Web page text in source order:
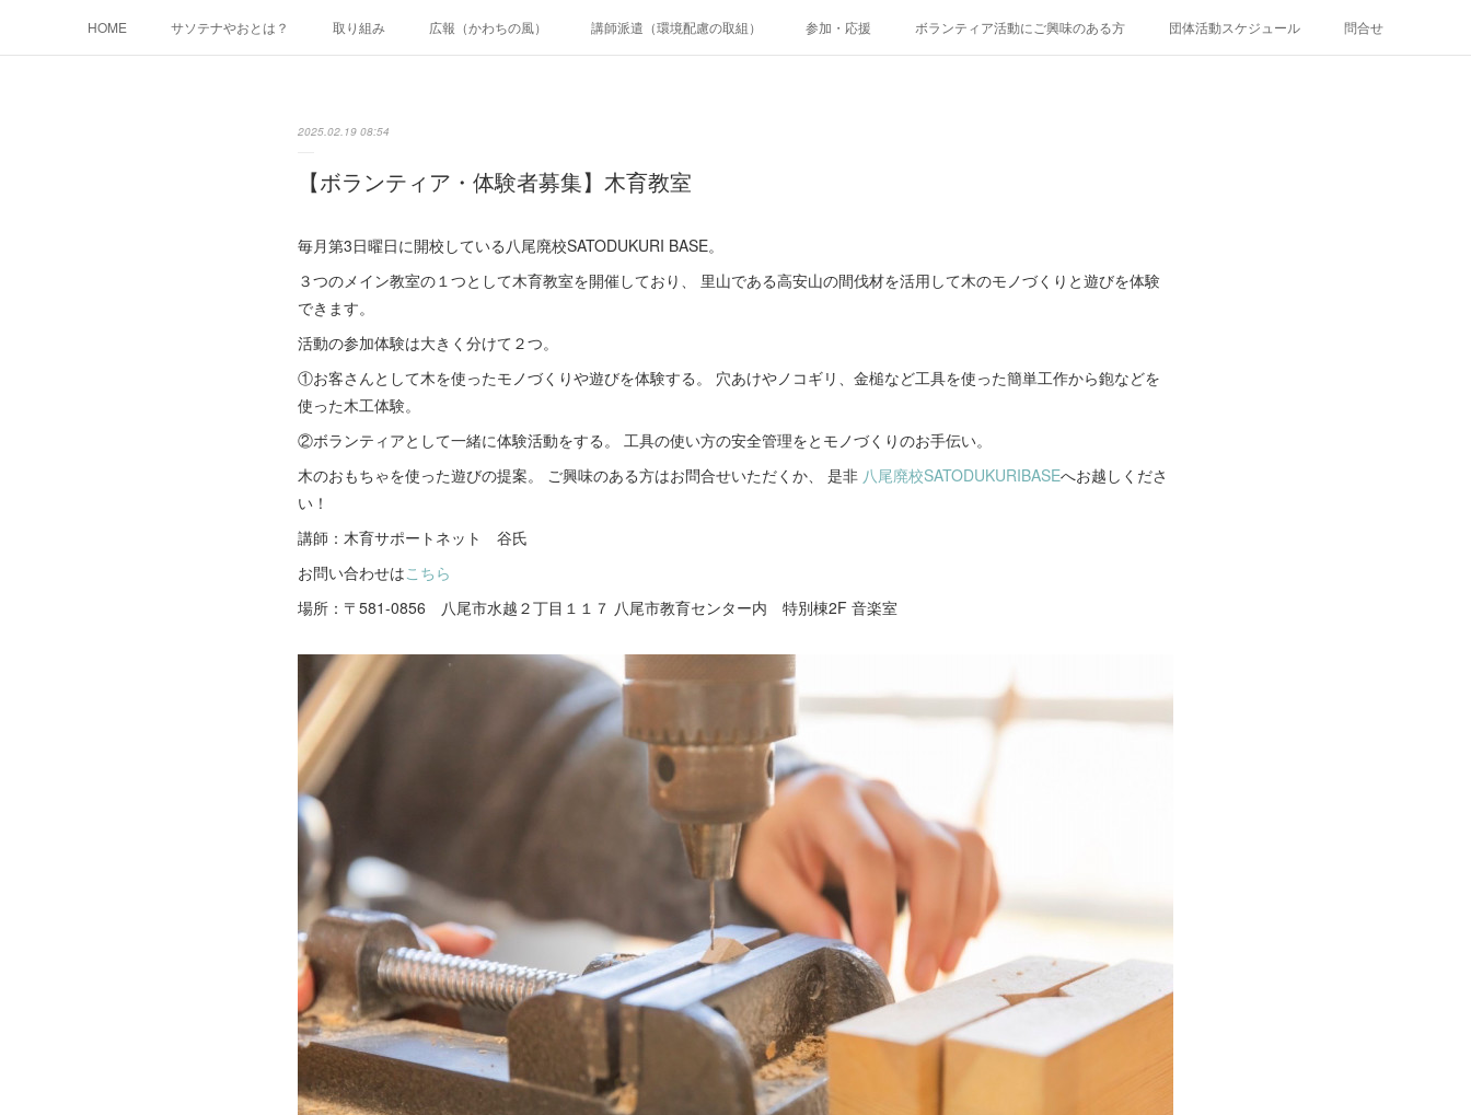
HOME サソテナやおとは？ 取り組み 広報（かわちの風） 講師派遣（環境配慮の取組） 参加・応援 ボランティア活動にご興味のある方 団体活動スケジュール 問合せ
2025.02.19 08:54
【ボランティア・体験者募集】木育教室
毎月第3日曜日に開校している八尾廃校SATODUKURI BASE。
３つのメイン教室の１つとして木育教室を開催しており、 里山である高安山の間伐材を活用して木のモノづくりと遊びを体験
できます。
活動の参加体験は大きく分けて２つ。
①お客さんとして木を使ったモノづくりや遊びを体験する。 穴あけやノコギリ、金槌など工具を使った簡単工作から鉋などを
使った木工体験。
②ボランティアとして一緒に体験活動をする。 工具の使い方の安全管理をとモノづくりのお手伝い。
木のおもちゃを使った遊びの提案。 ご興味のある方はお問合せいただくか、 是非 八尾廃校SATODUKURIBASEへお越しくださ
い！
講師：木育サポートネット 谷氏
お問い合わせはこちら
場所：〒581-0856 八尾市水越２丁目１１７ 八尾市教育センター内 特別棟2F 音楽室